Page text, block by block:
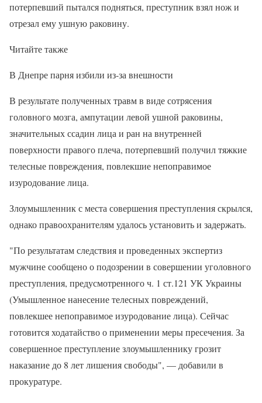
потерпевший пытался подняться, преступник взял нож и
отрезал ему ушную раковину.
Читайте также
В Днепре парня избили из-за внешности
В результате полученных травм в виде сотрясения
головного мозга, ампутации левой ушной раковины,
значительных ссадин лица и ран на внутренней
поверхности правого плеча, потерпевший получил тяжкие
телесные повреждения, повлекшие непоправимое
изуродование лица.
Злоумышленник с места совершения преступления скрылся,
однако правоохранителям удалось установить и задержать.
"По результатам следствия и проведенных экспертиз
мужчине сообщено о подозрении в совершении уголовного
преступления, предусмотренного ч. 1 ст.121 УК Украины
(Умышленное нанесение телесных повреждений,
повлекшее непоправимое изуродование лица). Сейчас
готовится ходатайство о применении меры пресечения. За
совершенное преступление злоумышленнику грозит
наказание до 8 лет лишения свободы", — добавили в
прокуратуре.